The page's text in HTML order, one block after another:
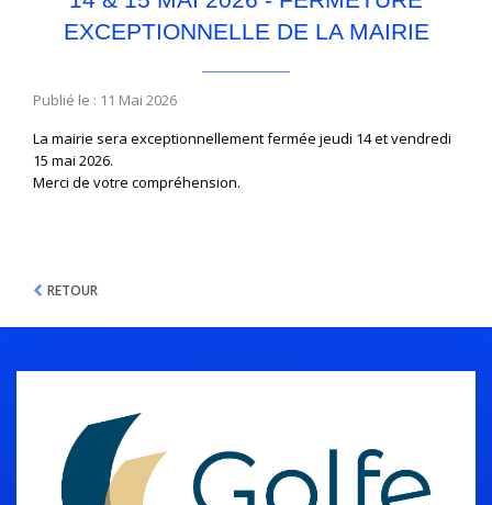
EXCEPTIONNELLE DE LA MAIRIE
Publié le : 11 Mai 2026
La mairie sera exceptionnellement fermée jeudi 14 et vendredi
15 mai 2026.
Merci de votre compréhension.
RETOUR